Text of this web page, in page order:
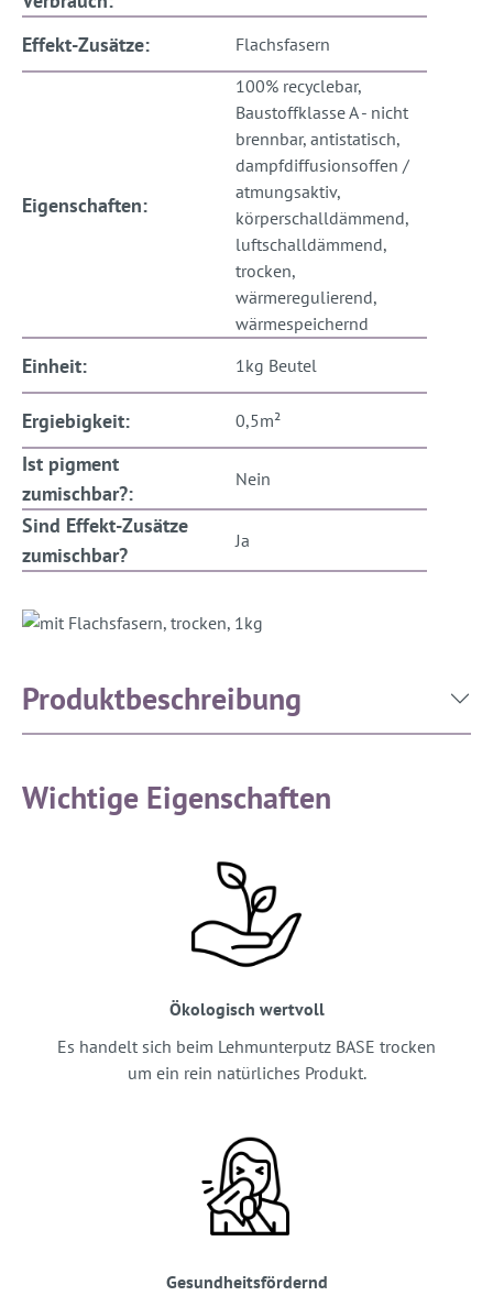
Effekt-Zusätze: Flachsfasern
Eigenschaften:
100% recyclebar,
Baustoffklasse A - nicht
brennbar, antistatisch,
dampfdiffusionsoffen /
atmungsaktiv,
körperschalldämmend,
luftschalldämmend,
trocken,
wärmeregulierend,
wärmespeichernd
Einheit: 1kg Beutel
Ergiebigkeit: 0,5m²
Ist pigment
zumischbar?:
Nein
Sind Effekt-Zusätze
zumischbar?
Ja
Produktbeschreibung
Wichtige Eigenschaften
Ökologisch wertvoll
Es handelt sich beim Lehmunterputz BASE trocken
um ein rein natürliches Produkt.
Gesundheitsfördernd